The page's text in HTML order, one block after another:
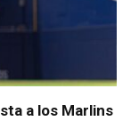
a los Marlins